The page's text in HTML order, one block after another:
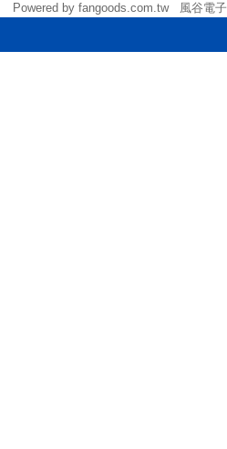
by fangoods.com.tw 風谷電子商